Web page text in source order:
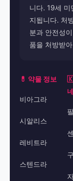
니다. 19세 미
지됩니다. 처
분과 안전성
품을 처방받
💊 약물 정보
비아그라
시알리스
레비트라
스텐드라